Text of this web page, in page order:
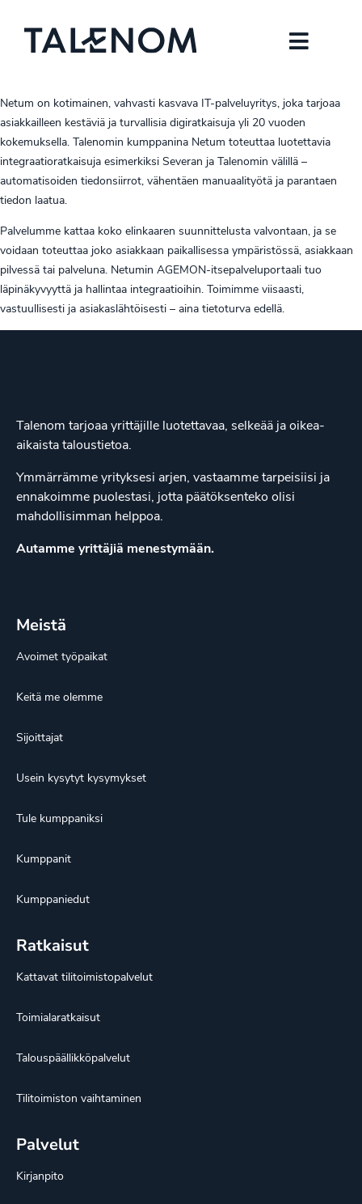
Netum on kotimainen, vahvasti kasvava IT-palveluyritys, joka tarjoaa
asiakkailleen kestäviä ja turvallisia digiratkaisuja yli 20 vuoden
kokemuksella. Talenomin kumppanina Netum toteuttaa luotettavia
integraatioratkaisuja esimerkiksi Severan ja Talenomin välillä –
automatisoiden tiedonsiirrot, vähentäen manuaalityötä ja parantaen
tiedon laatua.
Palvelumme kattaa koko elinkaaren suunnittelusta valvontaan, ja se
voidaan toteuttaa joko asiakkaan paikallisessa ympäristössä, asiakkaan
pilvessä tai palveluna. Netumin AGEMON-itsepalveluportaali tuo
läpinäkyvyyttä ja hallintaa integraatioihin. Toimimme viisaasti,
vastuullisesti ja asiakaslähtöisesti – aina tietoturva edellä.
Talenom tarjoaa yrittäjille luotettavaa, selkeää ja oikea-
aikaista taloustietoa.
Ymmärrämme yrityksesi arjen, vastaamme tarpeisiisi ja
ennakoimme puolestasi, jotta päätöksenteko olisi
mahdollisimman helppoa.
Autamme yrittäjiä menestymään.
Meistä
Avoimet työpaikat
Keitä me olemme
Sijoittajat
Usein kysytyt kysymykset
Tule kumppaniksi
Kumppanit
Kumppaniedut
Ratkaisut
Kattavat tilitoimistopalvelut
Toimialaratkaisut
Talouspäällikköpalvelut
Tilitoimiston vaihtaminen
Palvelut
Kirjanpito